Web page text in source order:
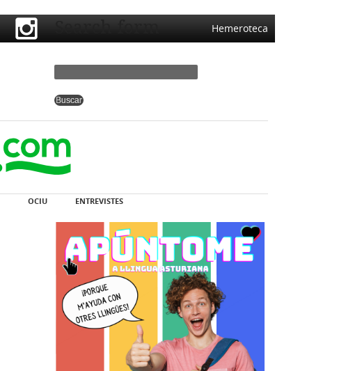
Hemeroteca
Search form
OCIU ENTREVISTES